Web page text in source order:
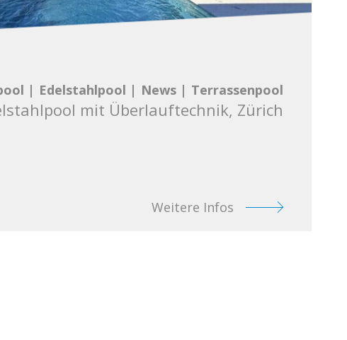
| Edelstahlpool | News | Terrassenpool
mit Überlauftechnik, Zürich
Weitere Infos